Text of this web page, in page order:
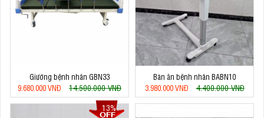
Giường bệnh nhân GBN33
9.680.000 VNĐ
14.500.000 VNĐ
Bàn ăn bệnh nhân BABN10
3.980.000 VNĐ
4.400.000 VNĐ
13%